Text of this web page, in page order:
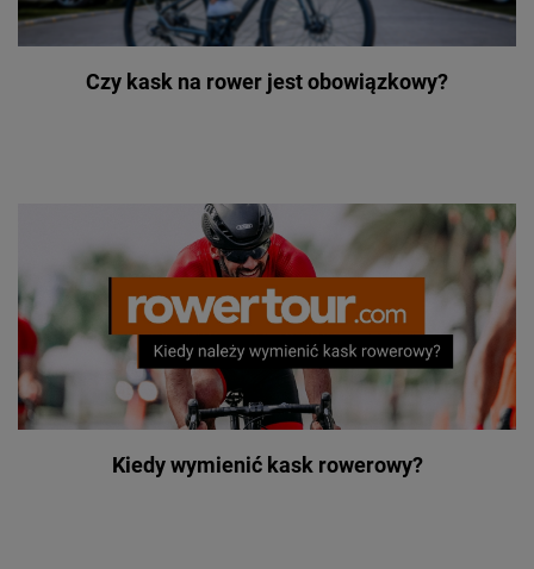
Czy kask na rower jest obowiązkowy?
Kiedy wymienić kask rowerowy?